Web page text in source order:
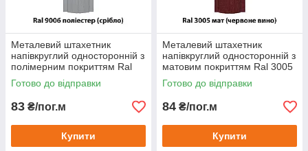
Металевий штахетник
напівкруглий односторонній з
полімерним покриттям Ral
9006 поліестер (срібло)
Готово до відправки
83 ₴/пог.м
Купити
Металевий штахетник
напівкруглий односторонній з
матовим покриттям Ral 3005
мат (червоне вино)
Готово до відправки
84 ₴/пог.м
Купити